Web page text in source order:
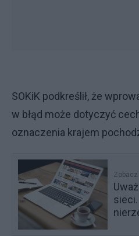
SOKiK podkreślił, że
w błąd może dotyczyć
oznaczenia krajem
Zobacz
sieci.